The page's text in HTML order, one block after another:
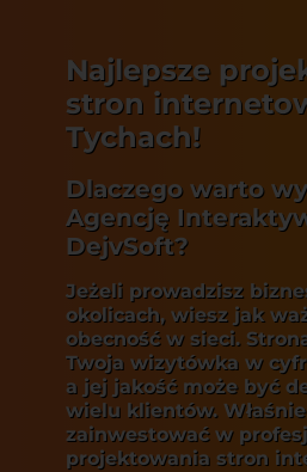
Najlepsze
stron
Tychach!
Dlaczego warto
Agencję
DejvSoft?
Jeżeli prowadzisz
okolicach, wiesz jak
obecność w sieci.
Twoja wizytówka w
a jej jakość może być
wielu klientów.
zainwestować w
projektowania stron